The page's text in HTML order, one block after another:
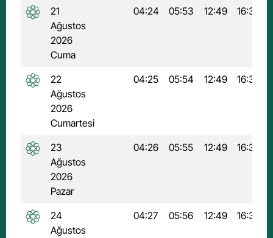
21
Ağustos
2026
Cuma
04:24 05:53 12:49 16:34
22
Ağustos
2026
Cumartesi
04:25 05:54 12:49 16:33
23
Ağustos
2026
Pazar
04:26 05:55 12:49 16:32
24
Ağustos
04:27 05:56 12:49 16:32